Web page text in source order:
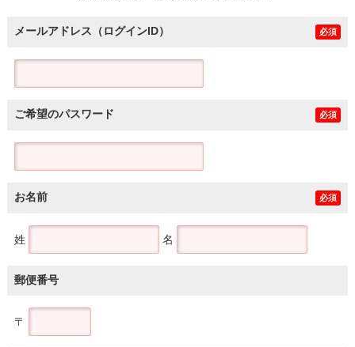
メールアドレス（ログインID） 必須
ご希望のパスワード 必須
お名前 必須
姓 名
郵便番号
〒